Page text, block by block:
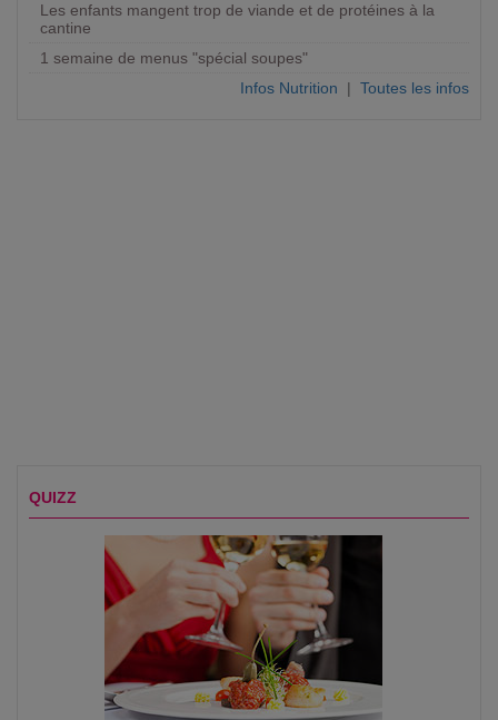
Les enfants mangent trop de viande et de protéines à la
cantine
1 semaine de menus "spécial soupes"
Infos Nutrition | Toutes les infos
QUIZZ